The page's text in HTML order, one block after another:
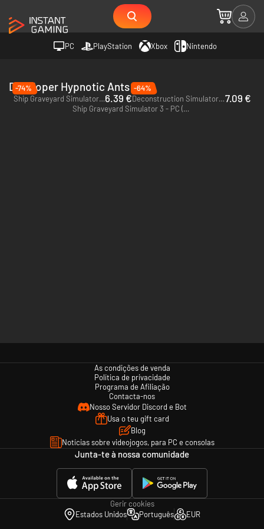
PC PlayStation Xbox Nintendo
Developer Hypnotic Ants
-74%
Ship Graveyard Simulator 2 - PC (Steam)6.39 €
-64%
Deconstruction Simulator - PC (Steam)7.09 €
Ship Graveyard Simulator 3 - PC (Steam)
As condições de venda
Política de privacidade
Programa de Afiliação
Contacta-nos
Nosso Servidor Discord e Bot
Usa o teu gift card
Blog
Notícias sobre videojogos, para PC e consolas
Junta-te à nossa comunidade
Gerir cookies
Estados Unidos
Português EUR